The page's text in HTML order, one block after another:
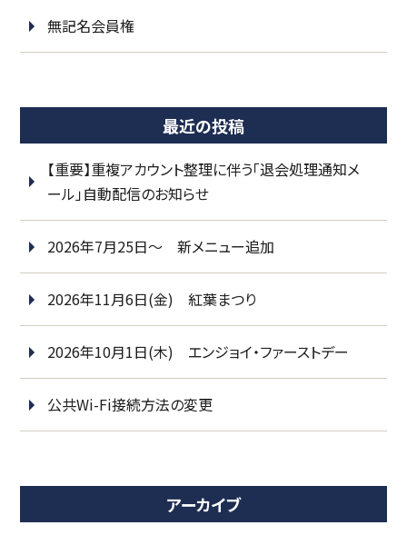
無記名会員権
最近の投稿
【重要】重複アカウント整理に伴う「退会処理通知メ
ール」自動配信のお知らせ
2026年7月25日～ 新メニュー追加
2026年11月6日(金) 紅葉まつり
2026年10月1日(木) エンジョイ・ファーストデー
公共Wi-Fi接続方法の変更
アーカイブ